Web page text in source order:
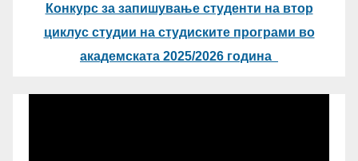
Конкурс за запишување студенти на втор
циклус студии на студиските програми во
академската 2025/2026 година